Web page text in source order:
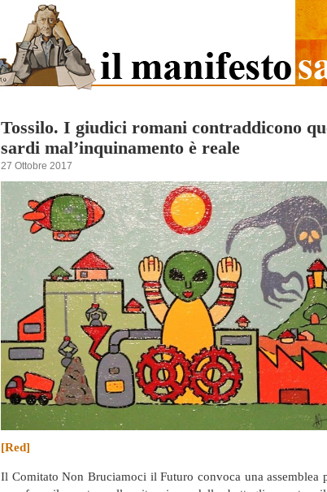
Tossilo. I giudici romani contraddicono
sardi mal’inquinamento è reale
27 Ottobre 2017
[Red]
Il Comitato Non Bruciamoci il Futuro convoca una assemblea